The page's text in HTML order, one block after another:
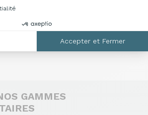
Accepter et Fermer
complémentaires,
au
info@francebureau.com.
GAMMES